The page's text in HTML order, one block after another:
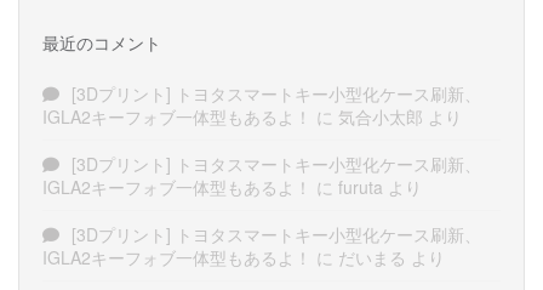
最近のコメント
[3Dプリント] トヨタスマートキー小型化ケース刷新、
IGLA2キーフォブ一体型もあるよ！ に 気合小太郎 より
[3Dプリント] トヨタスマートキー小型化ケース刷新、
IGLA2キーフォブ一体型もあるよ！ に furuta より
[3Dプリント] トヨタスマートキー小型化ケース刷新、
IGLA2キーフォブ一体型もあるよ！ に だいまる より